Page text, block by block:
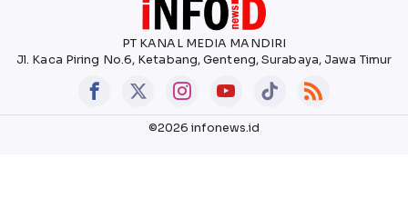
PT KANAL MEDIA MANDIRI
Jl. Kaca Piring No.6, Ketabang, Genteng, Surabaya, Jawa Timur
©2026 infonews.id